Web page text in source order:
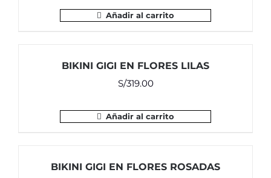
Añadir al carrito
BIKINI GIGI EN FLORES LILAS
S/319.00
Añadir al carrito
BIKINI GIGI EN FLORES ROSADAS